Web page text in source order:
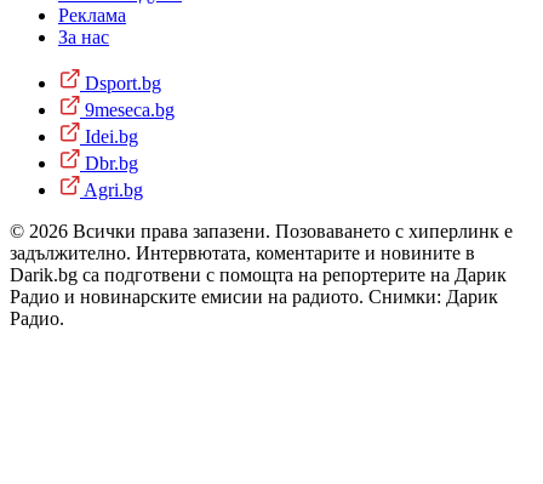
Реклама
За нас
Dsport.bg
9meseca.bg
Idei.bg
Dbr.bg
Agri.bg
© 2026 Всички права запазени. Позоваването с хиперлинк е
задължително. Интервютата, коментарите и новините в
Darik.bg са подготвени с помощта на репортерите на Дарик
Радио и новинарските емисии на радиото. Снимки: Дарик
Радио.